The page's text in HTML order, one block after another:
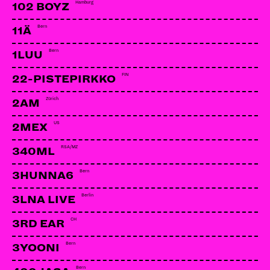
102 BOYZ Hamburg
11Ä Bern
1LUU Bern
22-PISTEPIRKKO FIN
2AM Zürich
2MEX US
340ML RSA/MZ
3HUNNA6 Bern
3LNA LIVE Berlin
3RD EAR CH
3YOONI Bern
Bern